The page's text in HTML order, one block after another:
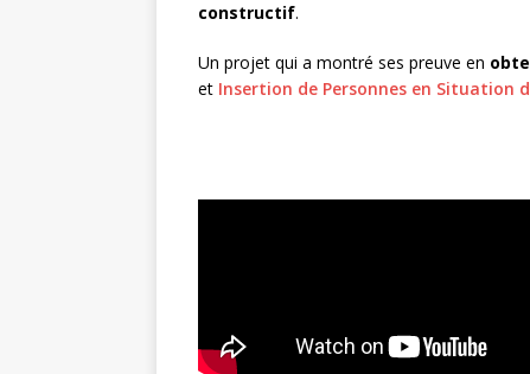
constructif.
Un projet qui a montré ses preuve en
et Insertion de Personnes en Situation